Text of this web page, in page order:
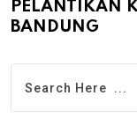
PELANTIKAN
BANDUNG